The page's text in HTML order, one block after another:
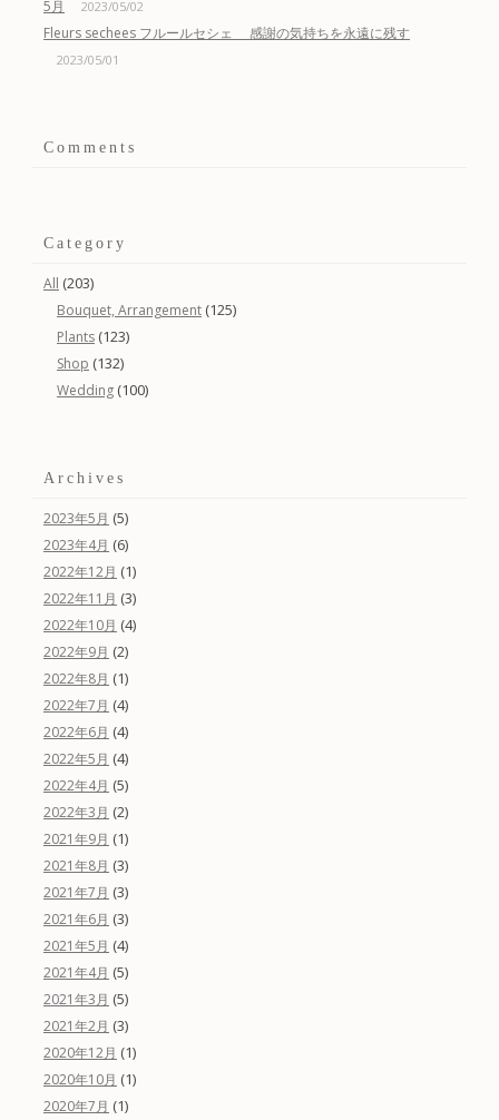
5月 2023/05/02
Fleurs sechees フルールセシェ 感謝の気持ちを永遠に残す
2023/05/01
Comments
Category
All (203)
Bouquet, Arrangement (125)
Plants (123)
Shop (132)
Wedding (100)
Archives
2023年5月 (5)
2023年4月 (6)
2022年12月 (1)
2022年11月 (3)
2022年10月 (4)
2022年9月 (2)
2022年8月 (1)
2022年7月 (4)
2022年6月 (4)
2022年5月 (4)
2022年4月 (5)
2022年3月 (2)
2021年9月 (1)
2021年8月 (3)
2021年7月 (3)
2021年6月 (3)
2021年5月 (4)
2021年4月 (5)
2021年3月 (5)
2021年2月 (3)
2020年12月 (1)
2020年10月 (1)
2020年7月 (1)